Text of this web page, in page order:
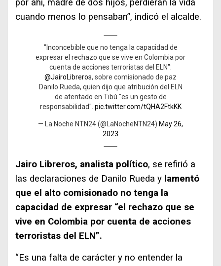
por ahí, madre de dos hijos, perdieran la vida
cuando menos lo pensaban”, indicó el alcalde.
"Inconcebible que no tenga la capacidad de
expresar el rechazo que se vive en Colombia por
cuenta de acciones terroristas del ELN":
@JairoLibreros, sobre comisionado de paz
Danilo Rueda, quien dijo que atribución del ELN
de atentado en Tibú "es un gesto de
responsabilidad". pic.twitter.com/tQHA2FtkKK
— La Noche NTN24 (@LaNocheNTN24) May 26,
2023
Jairo Libreros, analista político, se refirió a
las declaraciones de Danilo Rueda y lamentó
que el alto comisionado no tenga la
capacidad de expresar “el rechazo que se
vive en Colombia por cuenta de acciones
terroristas del ELN”.
“Es una falta de carácter y no entender la